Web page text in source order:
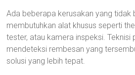
Ada beberapa kerusakan yang tidak
membutuhkan alat khusus seperti
tester, atau kamera inspeksi.
mendeteksi rembesan yang
solusi yang lebih tepat.